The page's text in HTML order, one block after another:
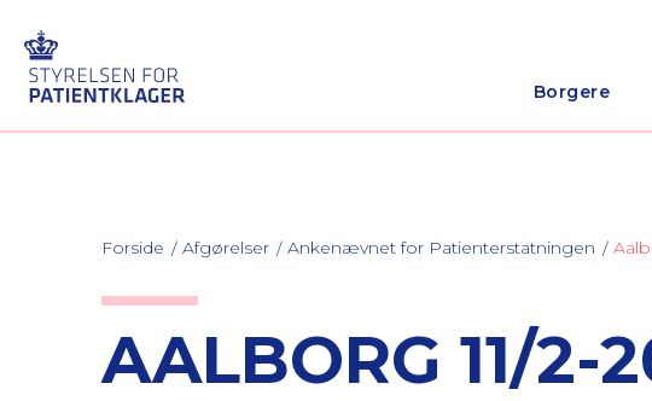
Borgere
Forside Afgørelser Ankenævnet for Patienterstatningen
AALBORG 11/2-